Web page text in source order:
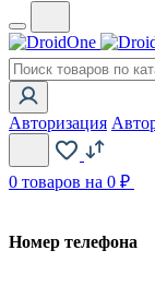
Авторизация
0 товаров на 0 ₽
Номер телефона